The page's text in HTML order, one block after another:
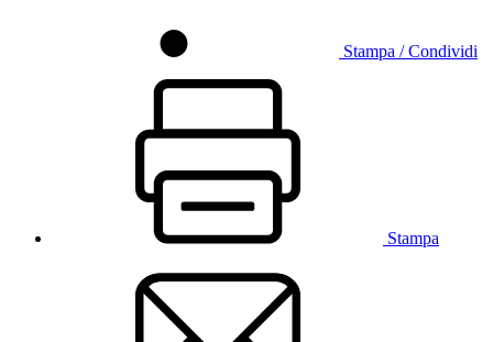
Stampa / Condividi
Stampa